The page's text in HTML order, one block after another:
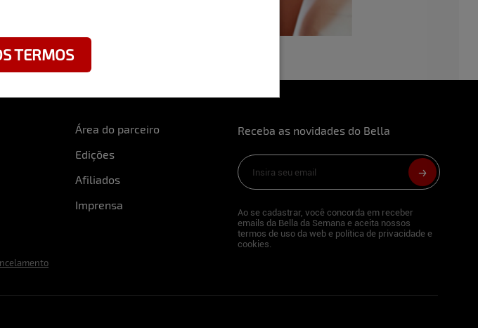
TERMOS
Área do parceiro
Edições
Afiliados
Imprensa
Receba as novidades do Bella
Ao se cadastrar, você concorda em receber
emails da Bella da Semana e aceita nossos
termos de uso da web e política de privacidade e
cookies.